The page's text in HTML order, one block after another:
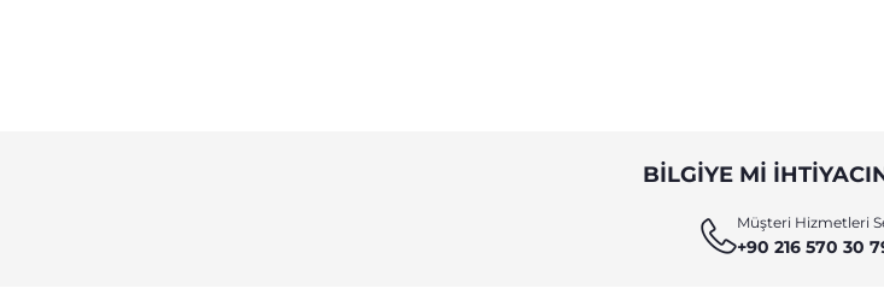
BILGIYE MI
Müşteri Hizmetleri
+90 216 570 30